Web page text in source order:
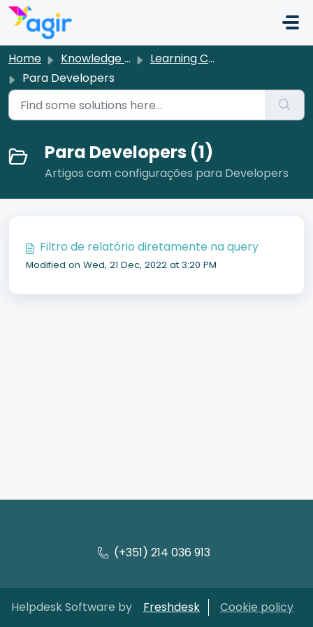
Skip to main content
Home Knowledge base
Learning Center [PT]
Para Developers
Para Developers (1)
Artigos com configurações para Developers
Filtro de relatório diretamente na query
Modified on Wed, 21 Dec, 2022 at 3:20 PM
(+351) 214 036 913
Helpdesk Software by Freshdesk Cookie policy